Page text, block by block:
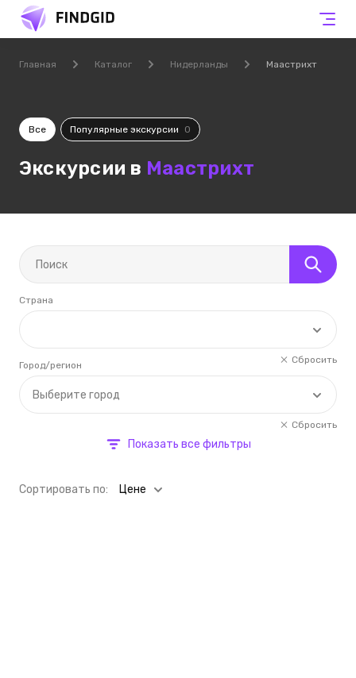
Главная Каталог Нидерланды Маастрихт
Все Популярные экскурсии 0
Экскурсии в Маастрихт
Страна
Сбросить
Выберите город
Город/регион
Сбросить
Показать все фильтры
Cортировать по: Цене